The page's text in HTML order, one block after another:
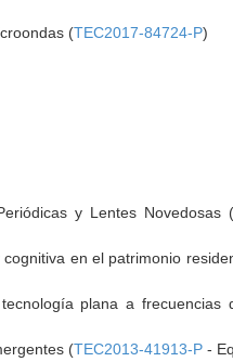
(TEC2017-84724-P)
y Lentes Novedosas (
en el patrimonio
plana a frecuencias
(TEC2013-41913-P -